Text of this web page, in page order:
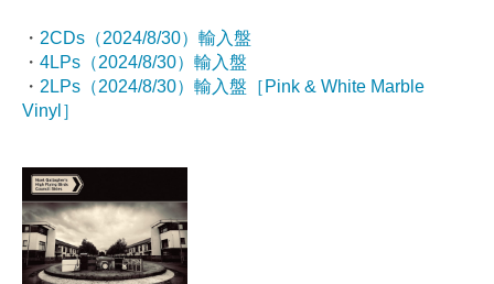
・ 2CDs （2024/8/30）輸入盤
・ 4LPs（2024/8/30）輸入盤
・ 2LPs（2024/8/30）輸入盤［Pink & White Marble
Vinyl］